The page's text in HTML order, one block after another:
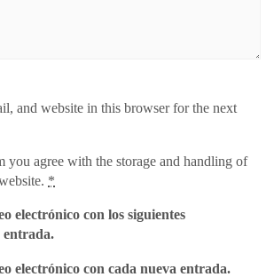
and website in this browser for the next
you agree with the storage and handling of
*
electrónico con los siguientes
entrada.
electrónico con cada nueva entrada.